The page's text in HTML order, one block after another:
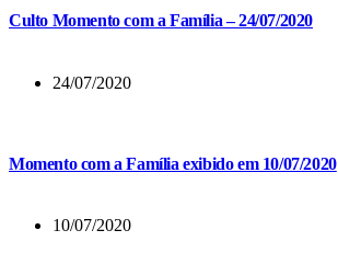
Culto Momento com a Família – 24/07/2020
24/07/2020
Momento com a Família exibido em 10/07/2020
10/07/2020